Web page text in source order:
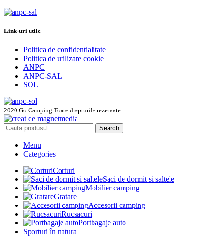
Link-uri utile
Politica de confidentialitate
Politica de utilizare cookie
ANPC
ANPC-SAL
SOL
2020 Go Camping Toate drepturile rezervate.
Search
Menu
Categories
Corturi
Saci de dormit si saltele
Mobilier camping
Gratare
Accesorii camping
Rucsacuri
Portbagaje auto
Sporturi în natura